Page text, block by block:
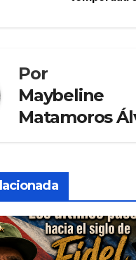
Por
Maybeline
Matamoros